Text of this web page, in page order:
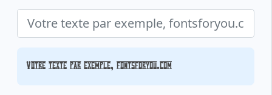
Votre texte par exemple, fontsforyou.com